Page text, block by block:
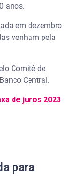
anos.
em dezembro
venham pela
Comitê de
Central.
de juros 2023
para